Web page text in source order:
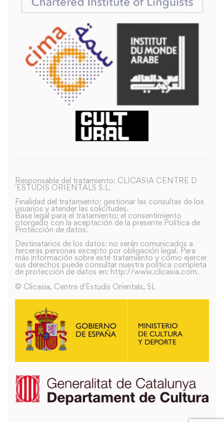
Responsable del tratamiento: CLICASIA CENTRE D
´ESTUDIS ORIENTALS S.L.
Finalidad del tratamiento: gestionar las consultas de los
usuarios y atender las solicitudes.
Base legal para el tratamiento: el consentimiento
otorgado con la aceptación de la presente Política de
Protección de datos.
Destinatarios de los datos: no serán comunicados a
terceras personas excepto por obligación legal. Para
más información sobre este tratamiento y como ejercer
sus derechos puede consultar nuestra política completa
de protección de datos en: http://www.clicasia.com.
© Clicasia, Centre d'Estudis Orientals, SL